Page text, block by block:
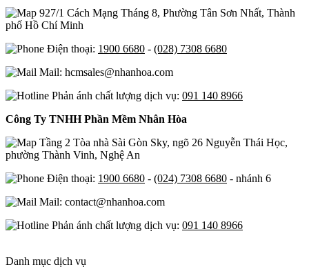
927/1 Cách Mạng Tháng 8, Phường Tân Sơn Nhất, Thành
phố Hồ Chí Minh
Điện thoại: 1900 6680 - (028) 7308 6680
Mail: hcmsales@nhanhoa.com
Phản ánh chất lượng dịch vụ: 091 140 8966
Công Ty TNHH Phần Mềm Nhân Hòa
Tầng 2 Tòa nhà Sài Gòn Sky, ngõ 26 Nguyễn Thái Học,
phường Thành Vinh, Nghệ An
Điện thoại: 1900 6680 - (024) 7308 6680 - nhánh 6
Mail: contact@nhanhoa.com
Phản ánh chất lượng dịch vụ: 091 140 8966
Danh mục dịch vụ